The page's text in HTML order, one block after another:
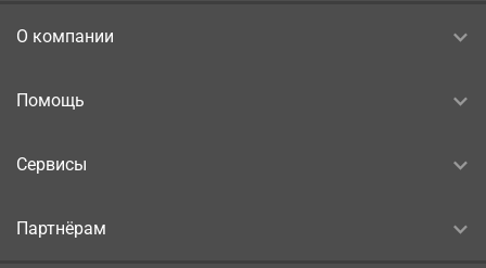
О компании
Помощь
Сервисы
Партнёрам